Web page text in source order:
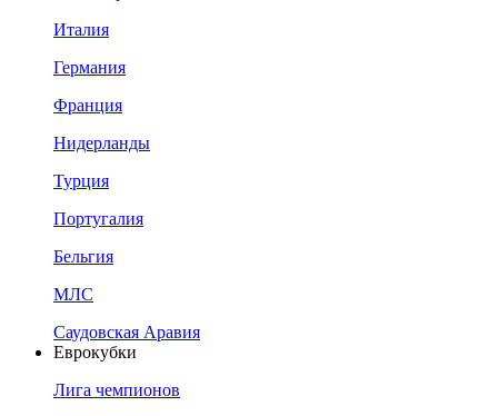
Италия
Германия
Франция
Нидерланды
Турция
Португалия
Бельгия
МЛС
Саудовская Аравия
Еврокубки
Лига чемпионов